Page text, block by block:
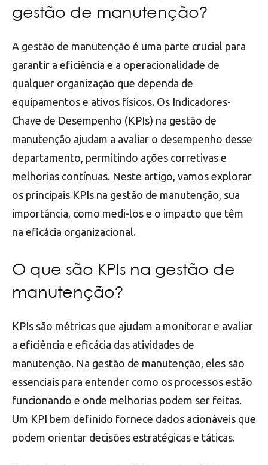
gestão de manutenção?
A gestão de manutenção é uma parte crucial para
garantir a eficiência e a operacionalidade de
qualquer organização que dependa de
equipamentos e ativos físicos. Os Indicadores-
Chave de Desempenho (KPIs) na gestão de
manutenção ajudam a avaliar o desempenho desse
departamento, permitindo ações corretivas e
melhorias contínuas. Neste artigo, vamos explorar
os principais KPIs na gestão de manutenção, sua
importância, como medi-los e o impacto que têm
na eficácia organizacional.
O que são KPIs na gestão de
manutenção?
KPIs são métricas que ajudam a monitorar e avaliar
a eficiência e eficácia das atividades de
manutenção. Na gestão de manutenção, eles são
essenciais para entender como os processos estão
funcionando e onde melhorias podem ser feitas.
Um KPI bem definido fornece dados acionáveis que
podem orientar decisões estratégicas e táticas.